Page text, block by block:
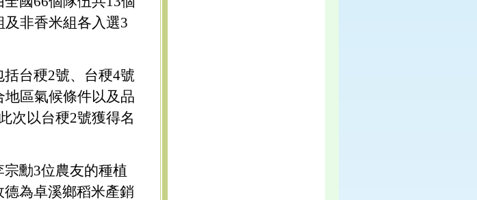
非香米組各入選3
台稉2號、台稉4號
地區氣候條件以及品
次以台稉2號獲得名
勳3位農友的種植
為卓溪鄉稻米產銷